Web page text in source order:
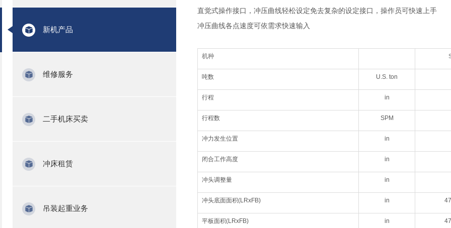
新机产品
维修服务
二手机床买卖
冲床租赁
吊装起重业务
直觉式操作接口，冲压曲线轻松设定免去复杂的设定接口，操作员可快速上手
冲压曲线各点速度可依需求快速输入
机种
吨数 U.S. ton
行程 in
行程数 SPM
冲力发生位置 in
闭合工作高度 in
冲头调整量 in
冲头底面面积(LRxFB) in
平板面积(LRxFB) in